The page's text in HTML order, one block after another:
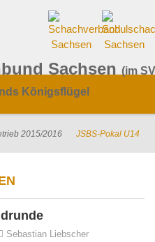
Sachsen (im
Königsflügel
2015/2016 JSBS-Pokal U14
Sebastian Liebscher